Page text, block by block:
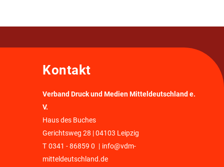
Kontakt
Verband Druck und Medien Mitteldeutschland e.
V.
Haus des Buches
Gerichtsweg 28 | 04103 Leipzig
T 0341 - 86859 0 | info@vdm-
mitteldeutschland.de